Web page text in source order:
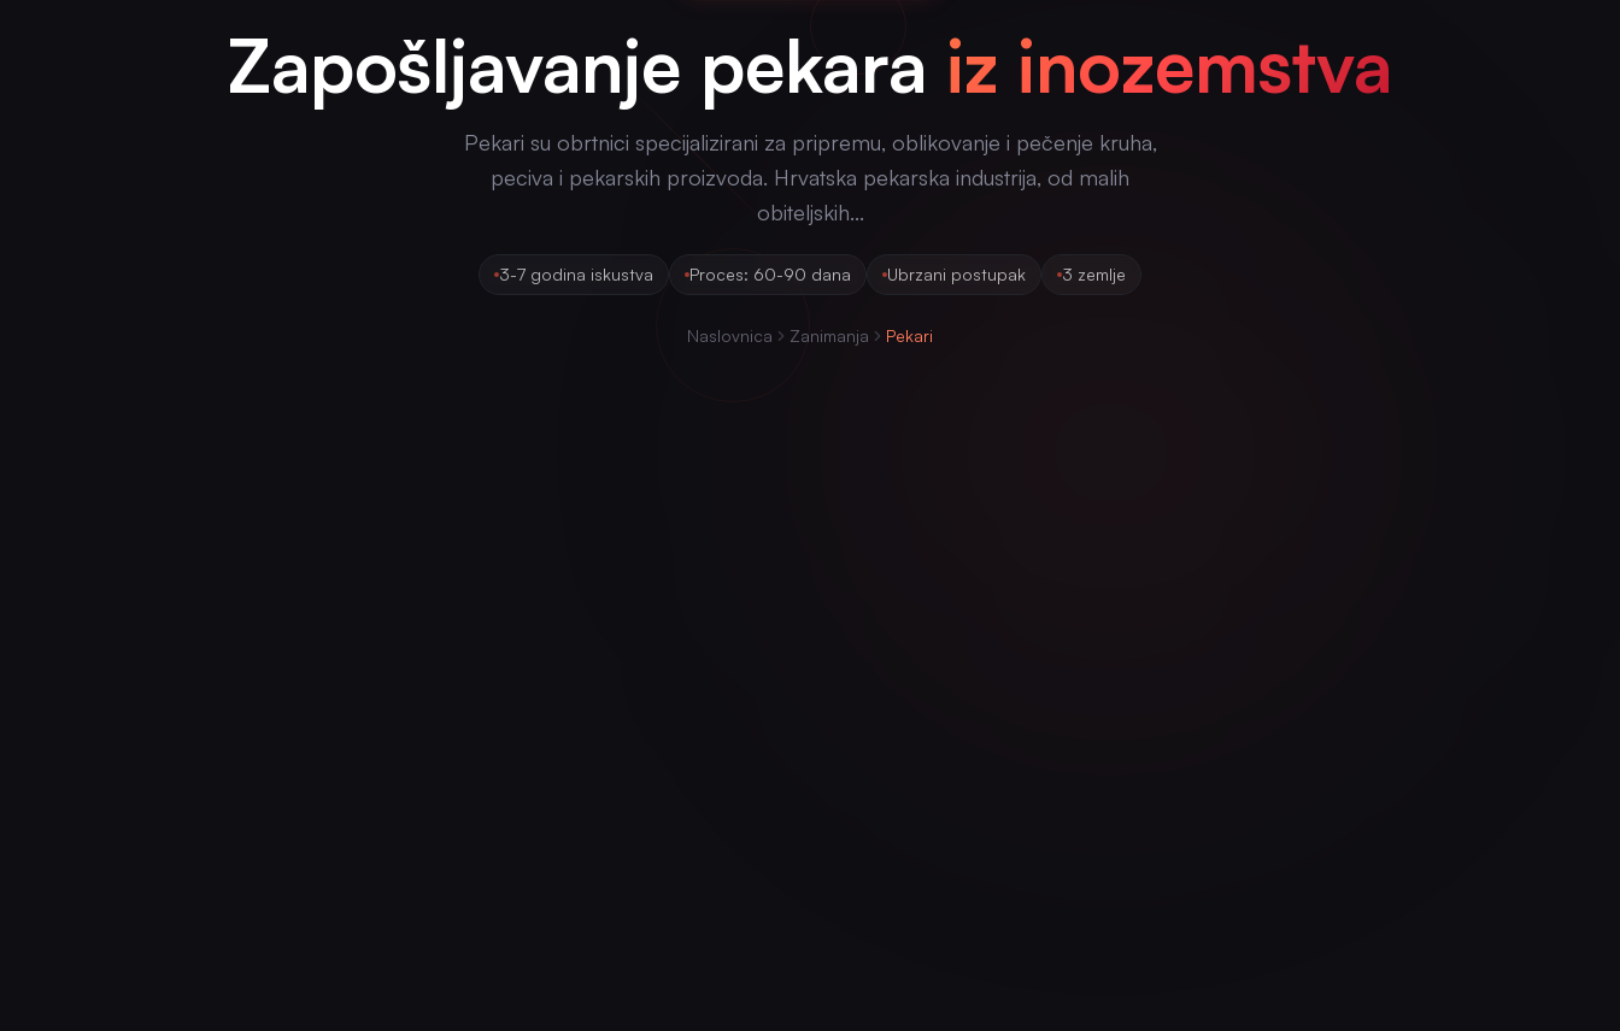
Zapošljavanje pekara iz inozemstva
Pekari su obrtnici specijalizirani za pripremu, oblikovanje i pečenje kruha,
peciva i pekarskih proizvoda. Hrvatska pekarska industrija, od malih
obiteljskih...
3-7 godina iskustva Proces: 60-90 dana Ubrzani postupak 3 zemlje
Naslovnica Zanimanja Pekari